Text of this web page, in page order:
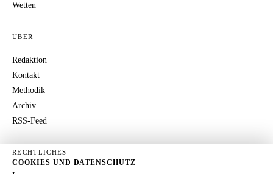
Wetten
ÜBER
Redaktion
Kontakt
Methodik
Archiv
RSS-Feed
RECHTLICHES
COOKIES UND DATENSCHUTZ